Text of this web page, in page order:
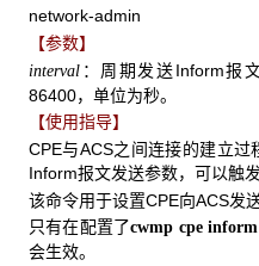
network-admin
【参数】
interval ：周期发送Inform报
86400，单位为秒。
【使用指导】
CPE与ACS之间连接的建立
Inform报文发送参数，可以触
该命令用于设置CPE向ACS发
只有在配置了cwmp cpe
会生效。